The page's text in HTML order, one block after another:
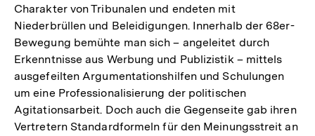
Charakter von Tribunalen und endeten mit
Niederbrüllen und Beleidigungen. Innerhalb der 68er-
Bewegung bemühte man sich – angeleitet durch
Erkenntnisse aus Werbung und Publizistik – mittels
ausgefeilten Argumentationshilfen und Schulungen
um eine Professionalisierung der politischen
Agitationsarbeit. Doch auch die Gegenseite gab ihren
Vertretern Standardformeln für den Meinungsstreit an